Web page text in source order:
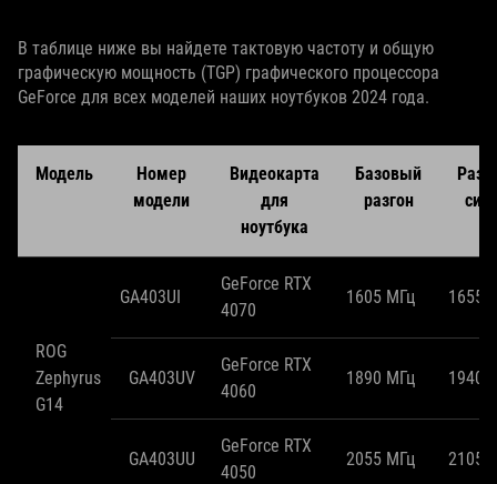
В таблице ниже вы найдете тактовую частоту и общую
графическую мощность (TGP) графического процессора
GeForce для всех моделей наших ноутбуков 2024 года.
Модель
Номер
модели
Видеокарта
для
ноутбука
Базовый
разгон
ROG
Zephyrus
G14
GA403UI
GeForce RTX
4070
1605 МГц 1655
GA403UV
GeForce RTX
4060
1890 МГц 1940
GA403UU
GeForce RTX
4050
2055 МГц 2105